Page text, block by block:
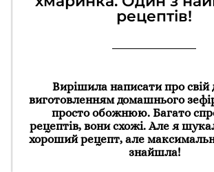
рецептів!
Вирішила написати про свій
виготовленням домашнього
просто обожнюю. Багато
рецептів, вони схожі. Але я
хороший рецепт, але
знайшла!